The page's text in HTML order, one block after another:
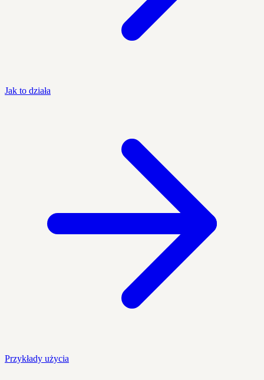
Jak to działa
Przykłady użycia